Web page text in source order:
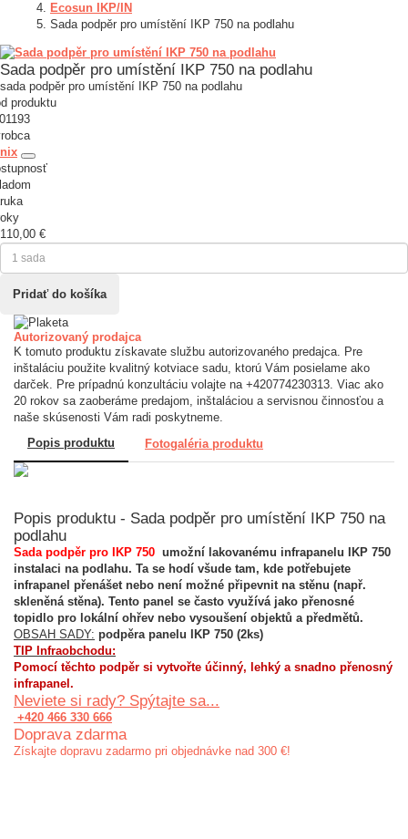
Ecosun IKP/IN
Sada podpěr pro umístění IKP 750 na podlahu
Sada podpěr pro umístění IKP 750 na podlahu
sada podpěr pro umístění IKP 750 na podlahu
produktu
110,00 €
Autorizovaný prodajca
K tomuto produktu získavate službu autorizovaného predajca. Pre
inštaláciu použite kvalitný kotviace sadu, ktorú Vám posielame ako
darček. Pre prípadnú konzultáciu volajte na +420774230313. Viac ako
20 rokov sa zaoberáme predajom, inštaláciou a servisnou činnosťou a
naše skúsenosti Vám radi poskytneme.
Popis produktu
Fotogaléria produktu
Popis produktu - Sada podpěr pro umístění IKP 750 na
podlahu
Sada podpěr pro IKP 750 umožní lakovanému infrapanelu IKP 750
instalaci na podlahu. Ta se hodí všude tam, kde potřebujete
infrapanel přenášet nebo není možné připevnit na stěnu (např.
skleněná stěna). Tento panel se často využívá jako přenosné
topidlo pro lokální ohřev nebo vysoušení objektů a předmětů.
OBSAH SADY: podpěra panelu IKP 750 (2ks)
TIP Infraobchodu:
Pomocí těchto podpěr si vytvořte účinný, lehký a snadno přenosný
infrapanel.
Neviete si rady? Spýtajte sa...
+420 466 330 666
Doprava zdarma
Získajte dopravu zadarmo pri objednávke nad 300 €!